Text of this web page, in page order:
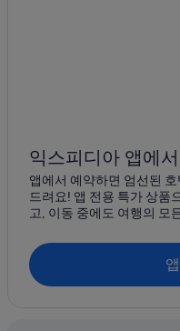
오노미치 시노노미치 역
인노시마의 아파트식 호
오노미치시의 스파가
인노시마의 3성급 호텔
오노미치 마츠나가 역의
익스피디아 앱에
앱에서 예약하면 엄선된
드려요! 앱 전용 특가 상품
고, 이동 중에도 여행의 모